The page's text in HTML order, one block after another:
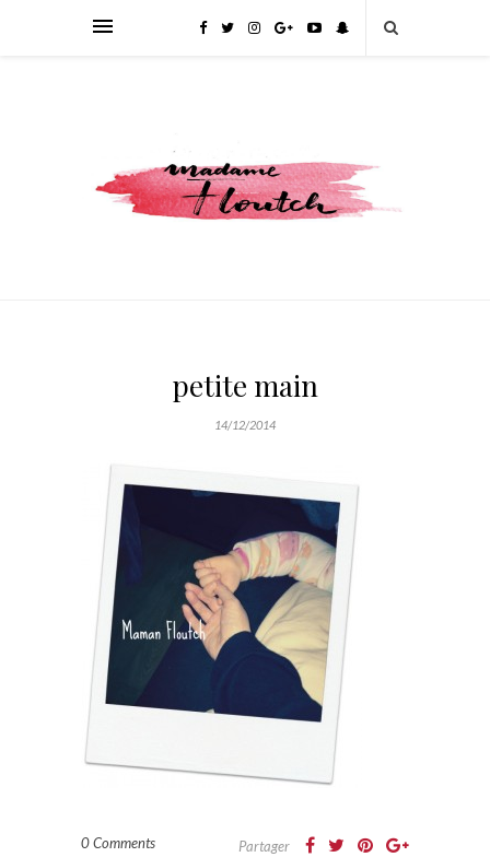
petite main
14/12/2014
0 Comments Partager